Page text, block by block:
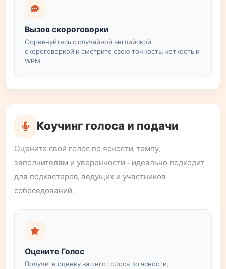
Вызов скороговорки
Соревнуйтесь с случайной английской
скороговоркой и смотрите свою точность, четкость и
WPM
Коучинг голоса и подачи
Оцените свой голос по ясности, темпу,
заполнителям и уверенности - идеально подходит
для подкастеров, ведущих и участников
собеседований.
Оцените Голос
Получите оценку вашего голоса по ясности,